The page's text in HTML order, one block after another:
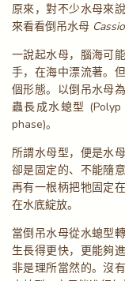
原來，對不少水母來
來看看倒吊水母
一說起水母，腦海可
手，在海中漂流著。
個形態。以倒吊水母
蟲長成水螅型
phase)。
所謂水母型，便是水
卻是固定的、不能隨
再有一根柄把牠固定
在水底綻放。
當倒吊水母從水螅型
生長得更快，更能夠
非是理所當然的。沒